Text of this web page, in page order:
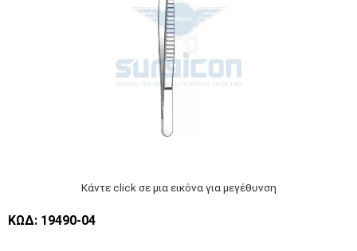
Κάντε click σε μια εικόνα για μεγέθυνση
ΚΩΔ: 19490-04